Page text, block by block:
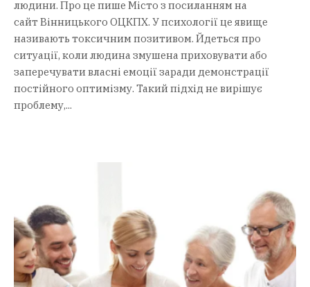
людини. Про це пише Місто з посиланням на
сайт Вінницького ОЦКПХ. У психології це явище
називають токсичним позитивом. Йдеться про
ситуації, коли людина змушена приховувати або
заперечувати власні емоції заради демонстрації
постійного оптимізму. Такий підхід не вирішує
проблему,...